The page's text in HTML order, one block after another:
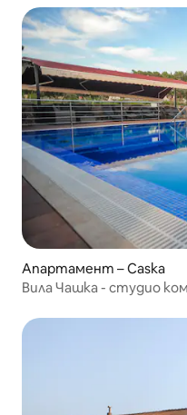
Апартамент – Caska
Вила Чашка - студио